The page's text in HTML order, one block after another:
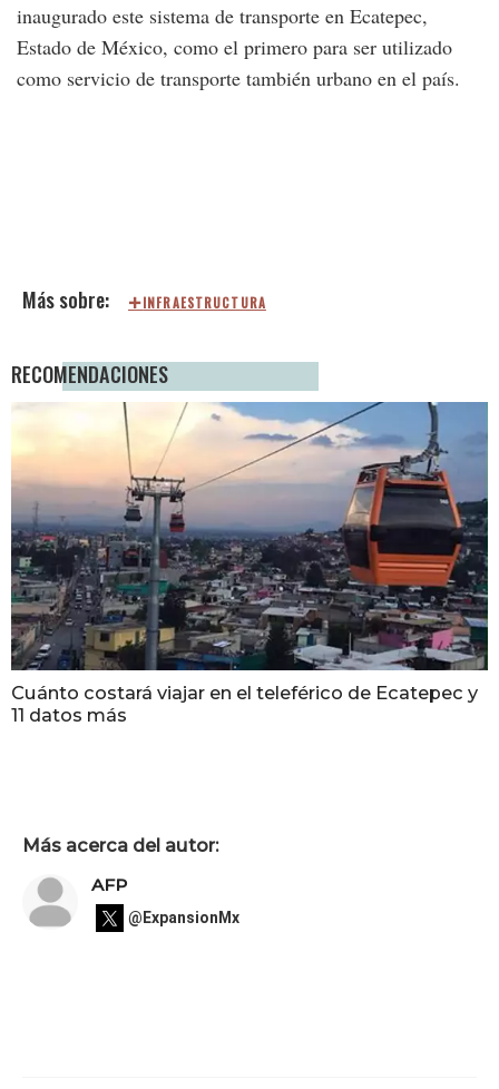
inaugurado este sistema de transporte en Ecatepec,
Estado de México, como el primero para ser utilizado
como servicio de transporte también urbano en el país.
INFRAESTRUCTURA
RECOMENDACIONES
Cuánto costará viajar en el teleférico de Ecatepec y
11 datos más
Más acerca del autor:
AFP
@ExpansionMx